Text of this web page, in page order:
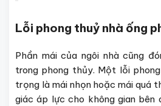
Lỗi phong thuỷ nhà ống
Phần mái của ngôi nhà cũng
trong phong thủy. Một lỗi
trọng là mái nhọn hoặc mái quá
giác áp lực cho không gian bên